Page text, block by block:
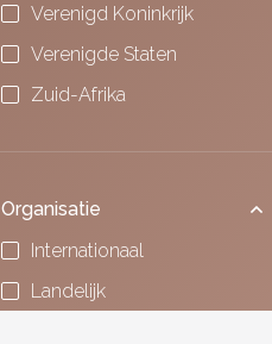
Verenigd Koninkrijk
Verenigde Staten
Zuid-Afrika
Organisatie
Internationaal
Landelijk